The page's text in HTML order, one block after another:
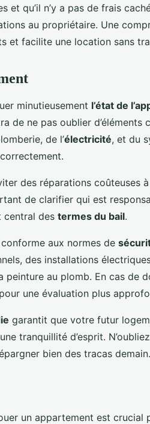
qu’il n’y a pas de frais
au propriétaire. Une
et facilite une location sans
minutieusement l’état de
de ne pas oublier d’éléments
de l’électricité, et du
des réparations coûteuses à
de clarifier qui est
central des termes du bail.
aux normes de
des installations
peinture au plomb. En cas de
une évaluation plus
garantit que votre futur
tranquillité d’esprit.
bien des tracas demain.
un appartement est crucial